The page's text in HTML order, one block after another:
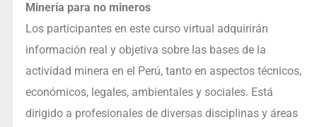
Minería para no mineros
Los participantes en este curso virtual adquirirán
información real y objetiva sobre las bases de la
actividad minera en el Perú, tanto en aspectos técnicos,
económicos, legales, ambientales y sociales. Está
dirigido a profesionales de diversas disciplinas y áreas